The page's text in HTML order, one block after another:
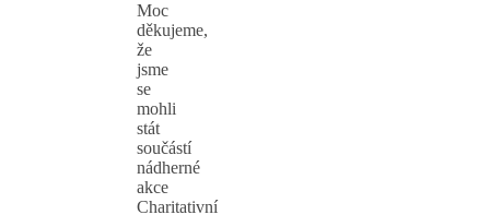
Moc
děkujeme,
že
jsme
se
mohli
stát
součástí
nádherné
akce
Charitativní